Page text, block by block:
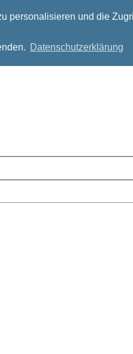
personalisieren und die
Datenschutzerklärung